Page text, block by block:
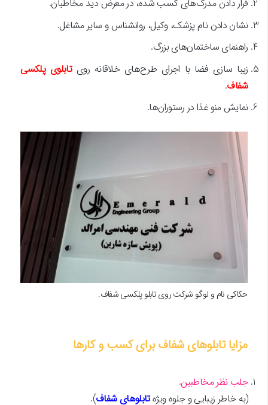
قرار دادن مدرک‌های کسب شده، در معرض دید مخاطبان.
نشان دادن نام پزشک، وکیل، روانشناس و سایر مشاغل.
راهنمای ساختمان‌های بزرگ.
زیبا سازی فضا با اجرای طرح‌های خلاقانه رویتابلوی پلکسی
شفاف.
نمایش منو غذا در رستوران‌ها.
حکاکی نام و لوگو شرکت روی تابلو پلکسی شفاف.
مزایا تابلوهای شفاف برای کسب و کارها
جلب نظر مخاطبین.
(به خاطر زیبایی و جلوه ویژهتابلوهای شفاف).